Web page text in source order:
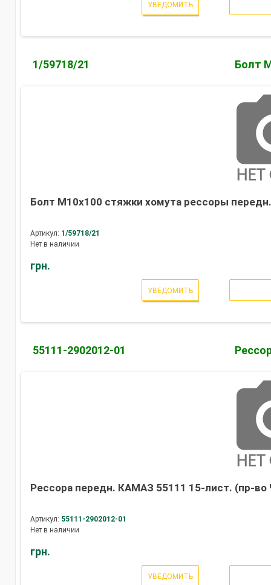
УВЕДОМИТЬ
1/59718/21 Болт
Болт М10х100 стяжки хомута рессоры
Артикул: 1/59718/21
Нет в наличии
грн.
УВЕДОМИТЬ
55111-2902012-01
Рессора передн. КАМАЗ 55111 15-лист. (пр-во
Артикул: 55111-2902012-01
Нет в наличии
грн.
УВЕДОМИТЬ